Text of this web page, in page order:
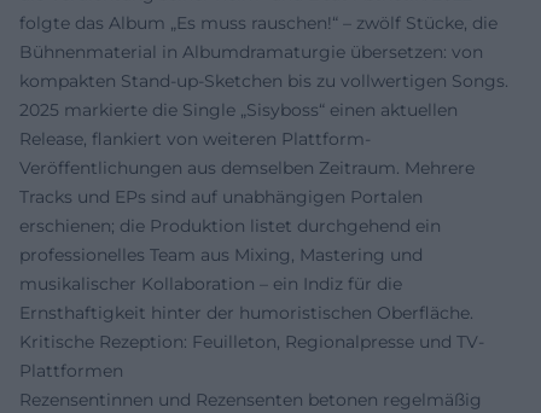
folgte das Album „Es muss rauschen!“ – zwölf Stücke, die
Bühnenmaterial in Albumdramaturgie übersetzen: von
kompakten Stand-up-Sketchen bis zu vollwertigen Songs.
2025 markierte die Single „Sisyboss“ einen aktuellen
Release, flankiert von weiteren Plattform-
Veröffentlichungen aus demselben Zeitraum. Mehrere
Tracks und EPs sind auf unabhängigen Portalen
erschienen; die Produktion listet durchgehend ein
professionelles Team aus Mixing, Mastering und
musikalischer Kollaboration – ein Indiz für die
Ernsthaftigkeit hinter der humoristischen Oberfläche.
Kritische Rezeption: Feuilleton, Regionalpresse und TV-
Plattformen
Rezensentinnen und Rezensenten betonen regelmäßig